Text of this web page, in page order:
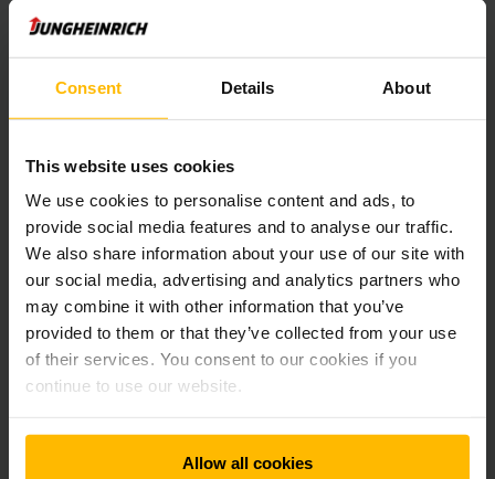
Consent Details About
This website uses cookies
We use cookies to personalise content and ads, to
provide social media features and to analyse our traffic.
We also share information about your use of our site with
our social media, advertising and analytics partners who
may combine it with other information that you’ve
provided to them or that they’ve collected from your use
of their services. You consent to our cookies if you
continue to use our website.
Allow all cookies
У межах поточного проєкту техніка оснащується натрій-
іонними акумуляторами та проходить випробування в
реальних умовах експлуатації у клієнтів. Мета —
перевірити продуктивність і надійність нової технології в
навантажувачах.
Переваги натрій-іонної технології очевидні: натрій є
широко доступною сировиною у світі та не підпадає під
геополітичні обмеження. Крім того, ця технологія має
значні переваги з точки зору сталого розвитку — зокрема,
більш ресурсоефективне виробництво та хорошу
придатність до переробки. Дешевші сировина та
компоненти також знижують виробничі витрати, що
позитивно впливає на економічну ефективність.
успіху